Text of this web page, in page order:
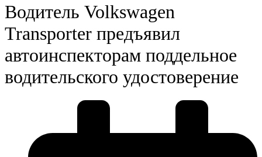
Водитель Volkswagen
Transporter предъявил
автоинспекторам поддельное
водительского удостоверение